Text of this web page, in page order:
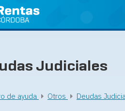
Judiciales
de ayuda Otros Deudas